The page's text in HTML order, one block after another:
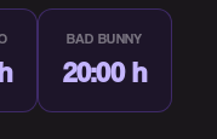
BAD BUNNY
20:00 h